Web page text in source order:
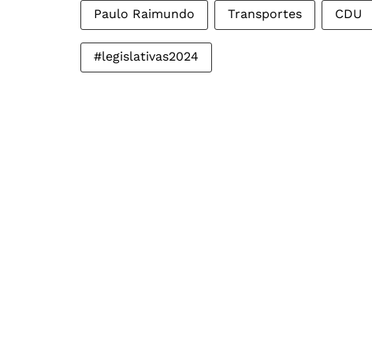
Paulo Raimundo Transportes CDU
#legislativas2024